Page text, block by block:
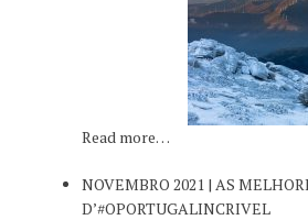
Read more…
NOVEMBRO 2021 | AS
D’#OPORTUGALINCRIVEL